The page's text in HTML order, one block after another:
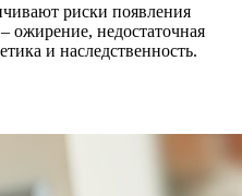
риски появления
ожирение, недостаточная
и наследственность.